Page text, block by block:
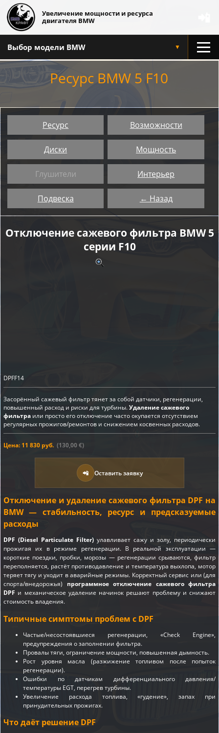
Увеличение мощности и ресурса
двигателя BMW
Выбор модели BMW ▼
Ресурс BMW 5 F10
Ресурс Возможности
Диски Мощность
Глушители Интерьер
Подвеска ← Назад
Отключение сажевого фильтра BMW 5
серии F10
DPFF14
Засорённый сажевый фильтр тянет за собой датчики, регенерации,
повышенный расход и риски для турбины.Удаление сажевого
фильтра или просто его отключение часто окупается отсутствием
регулярных прожигов/ремонтов и снижением косвенных расходов.
Цена: 11 830 руб. (130,00 €)
📲 Оставить заявку
Отключение и удаление сажевого фильтра DPF на
BMW — стабильность, ресурс и предсказуемые
расходы
DPF (Diesel Particulate Filter) улавливает сажу и золу, периодически
прожигая их в режиме регенерации. В реальной эксплуатации —
короткие поездки, пробки, морозы — регенерации срываются, фильтр
переполняется, растёт противодавление и температура выхлопа, мотор
теряет тягу и уходит в аварийные режимы. Корректный сервис или (для
спорта/внедорожья) программное отключение сажевого фильтра
DPF и механическое удаление начинок решают проблему и снижают
стоимость владения.
Типичные симптомы проблем с DPF
Частые/несостоявшиеся регенерации, «Check Engine»,
предупреждения о заполнении фильтра.
Провалы тяги, ограничение мощности, повышенная дымность.
Рост уровня масла (разжижение топливом после попыток
регенерации).
Ошибки по датчикам дифференциального давления/
температуры EGT, перегрев турбины.
Увеличение расхода топлива, «гудение», запах при
принудительных прожигах.
Что даёт решение DPF